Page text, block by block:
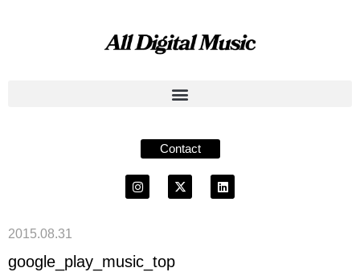
Contact
2015.08.31
google_play_music_top